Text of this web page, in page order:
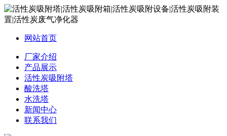
网站首页
厂家介绍
产品展示
活性炭吸附塔
酸洗塔
水洗塔
新闻中心
联系我们